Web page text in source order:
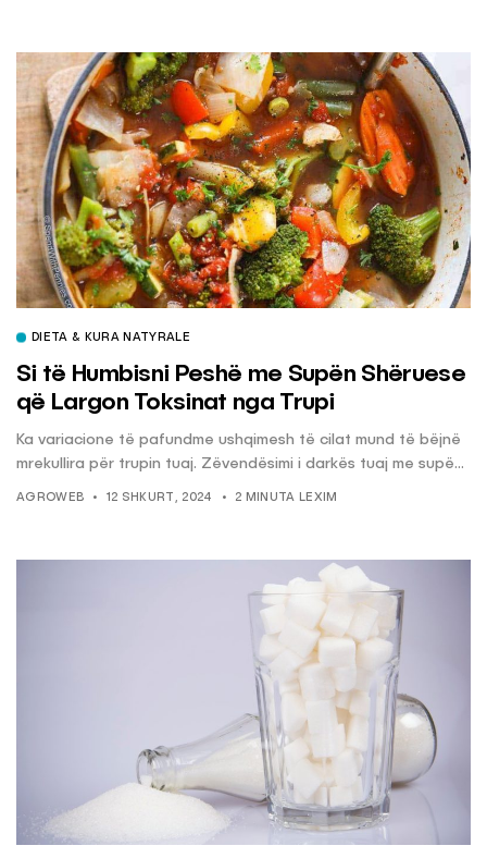
DIETA & KURA NATYRALE
Si të Humbisni Peshë me Supën Shëruese
që Largon Toksinat nga Trupi
Ka variacione të pafundme ushqimesh të cilat mund të bëjnë
mrekullira për trupin tuaj. Zëvendësimi i darkës tuaj me supë...
AGROWEB 12 SHKURT, 2024 2 MINUTA LEXIM